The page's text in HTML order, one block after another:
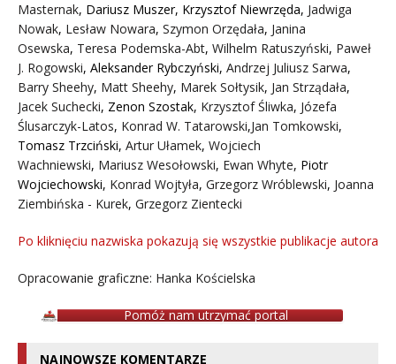
Masternak, Dariusz Muszer, Krzysztof Niewrzęda, Jadwiga
Nowak, Lesław Nowara, Szymon Orzędała, Janina
Osewska, Teresa Podemska-Abt, Wilhelm Ratuszyński, Paweł
J. Rogowski, Aleksander Rybczyński, Andrzej Juliusz Sarwa,
Barry Sheehy, Matt Sheehy, Marek Sołtysik, Jan Strządała,
Jacek Suchecki, Zenon Szostak, Krzysztof Śliwka, Józefa
Ślusarczyk-Latos, Konrad W. Tatarowski,Jan Tomkowski,
Tomasz Trzciński, Artur Ułamek, Wojciech
Wachniewski, Mariusz Wesołowski, Ewan Whyte, Piotr
Wojciechowski, Konrad Wojtyła, Grzegorz Wróblewski, Joanna
Ziembińska - Kurek, Grzegorz Zientecki
Po kliknięciu nazwiska pokazują się wszystkie publikacje autora
Opracowanie graficzne: Hanka Kościelska
Pomóż nam utrzymać portal
NAJNOWSZE KOMENTARZE